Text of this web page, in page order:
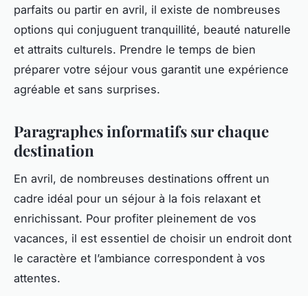
parfaits ou partir en avril, il existe de nombreuses
options qui conjuguent tranquillité, beauté naturelle
et attraits culturels. Prendre le temps de bien
préparer votre séjour vous garantit une expérience
agréable et sans surprises.
Paragraphes informatifs sur chaque
destination
En avril, de nombreuses destinations offrent un
cadre idéal pour un séjour à la fois relaxant et
enrichissant. Pour profiter pleinement de vos
vacances, il est essentiel de choisir un endroit dont
le caractère et l’ambiance correspondent à vos
attentes.